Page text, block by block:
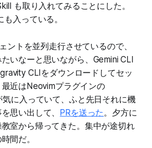
も取り入れてみることにした。
入っている。
ントを並列走行させているので、
いなーと思いながら、Gemini CLI
CLIをダウンロードしてセッ
最近はNeovimプラグインの
に入っていて、ふと先日それに機
思い出して、
PRを送った。夕方に
室から帰ってきた。集中が途切れ
間だ。